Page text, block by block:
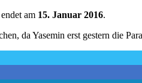
am 15. Januar 2016.
da Yasemin erst gestern die